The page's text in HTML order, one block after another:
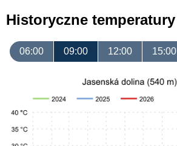
Historyczne temperatury
06:00 09:00 12:00 15:00